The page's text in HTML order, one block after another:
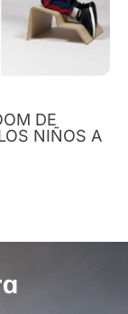
DE
NIÑOS A